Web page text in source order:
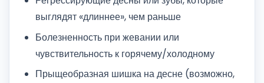
выглядят «длиннее», чем раньше
Болезненность при жевании или
чувствительность к горячему/холодному
Прыщеобразная шишка на десне (возможно,